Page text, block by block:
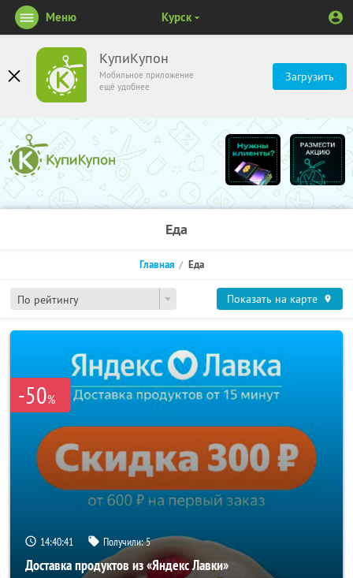
КупиКупон
Мобильное приложение
ещё удобнее
Загрузить
Меню Курск
Еда
По рейтингу
Главная Еда
Показать на карте
-50%
14:40:40 Получили:5
Доставка продуктов из «Яндекс Лавки»